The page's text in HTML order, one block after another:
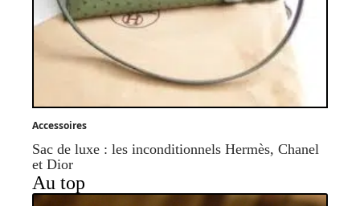
Accessoires
Sac de luxe : les inconditionnels Hermès, Chanel
et Dior
Au top